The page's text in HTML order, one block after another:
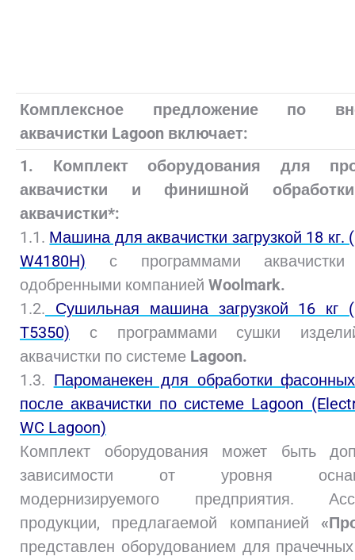
Комплексное предложение по
аквачистки Lagoon включает:
1. Комплект оборудования для
аквачистки и финишной
аквачистки*:
1.1. Машина для аквачистки загрузкой 18 кг.
W4180H) с программами аквачистки
одобренными компанией Woolmark.
1.2. Сушильная машина загрузкой 16 кг
T5350) с программами сушки
аквачистки по системе Lagoon.
1.3. Пароманекен для обработки
после аквачистки по системе Lagoon
WC Lagoon)
Комплект оборудования может быть
зависимости от уровня
модернизируемого предприятия.
продукции, предлагаемой компанией
представлен оборудованием для